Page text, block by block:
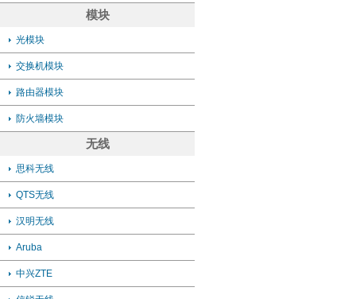
模块
光模块
交换机模块
路由器模块
防火墙模块
无线
思科无线
QTS无线
汉明无线
Aruba
中兴ZTE